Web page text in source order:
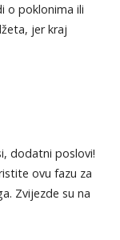
o poklonima ili
jer kraj
dodatni poslovi!
ovu fazu za
Zvijezde su na